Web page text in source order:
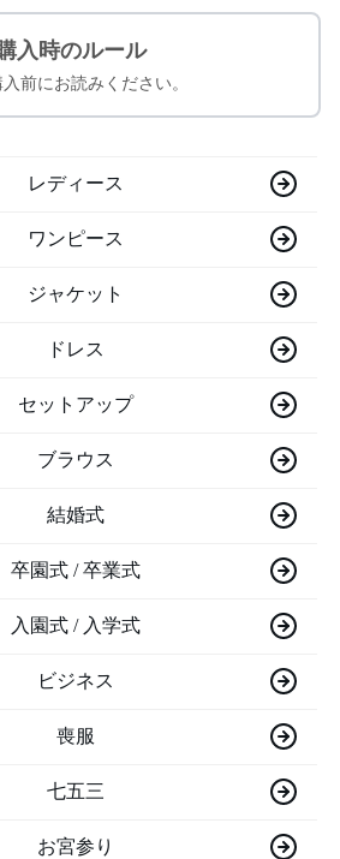
入時のルール
前にお読みください。
レディース
ワンピース
ジャケット
ドレス
セットアップ
ブラウス
結婚式
卒園式 / 卒業式
入園式 / 入学式
ビジネス
喪服
七五三
お宮参り